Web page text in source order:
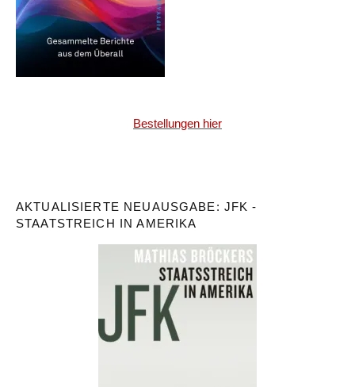
Bestellungen hier
AKTUALISIERTE NEUAUSGABE: JFK -
STAATSTREICH IN AMERIKA